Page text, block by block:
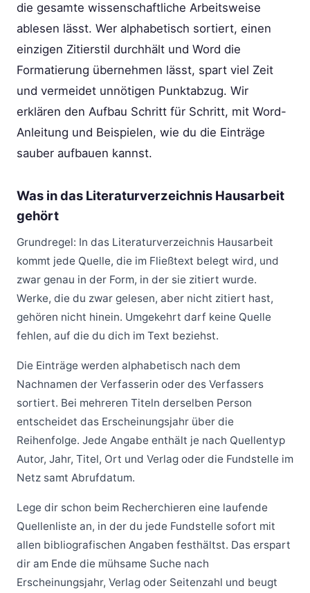
die gesamte wissenschaftliche Arbeitsweise
ablesen lässt. Wer alphabetisch sortiert, einen
einzigen Zitierstil durchhält und Word die
Formatierung übernehmen lässt, spart viel Zeit
und vermeidet unnötigen Punktabzug. Wir
erklären den Aufbau Schritt für Schritt, mit Word-
Anleitung und Beispielen, wie du die Einträge
sauber aufbauen kannst.
Was in das Literaturverzeichnis Hausarbeit
gehört
Grundregel: In das Literaturverzeichnis Hausarbeit
kommt jede Quelle, die im Fließtext belegt wird, und
zwar genau in der Form, in der sie zitiert wurde.
Werke, die du zwar gelesen, aber nicht zitiert hast,
gehören nicht hinein. Umgekehrt darf keine Quelle
fehlen, auf die du dich im Text beziehst.
Die Einträge werden alphabetisch nach dem
Nachnamen der Verfasserin oder des Verfassers
sortiert. Bei mehreren Titeln derselben Person
entscheidet das Erscheinungsjahr über die
Reihenfolge. Jede Angabe enthält je nach Quellentyp
Autor, Jahr, Titel, Ort und Verlag oder die Fundstelle im
Netz samt Abrufdatum.
Lege dir schon beim Recherchieren eine laufende
Quellenliste an, in der du jede Fundstelle sofort mit
allen bibliografischen Angaben festhältst. Das erspart
dir am Ende die mühsame Suche nach
Erscheinungsjahr, Verlag oder Seitenzahl und beugt